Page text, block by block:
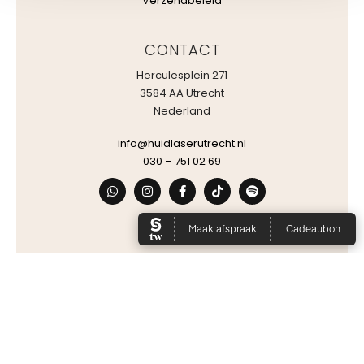
CONTACT
Herculesplein 271
3584 AA Utrecht
Nederland
info@huidlaserutrecht.nl
030 – 751 02 69